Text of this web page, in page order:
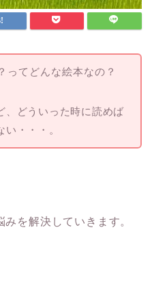
ってどんな絵本なの？
、どういった時に読めば
・・・。
を解決していきます。